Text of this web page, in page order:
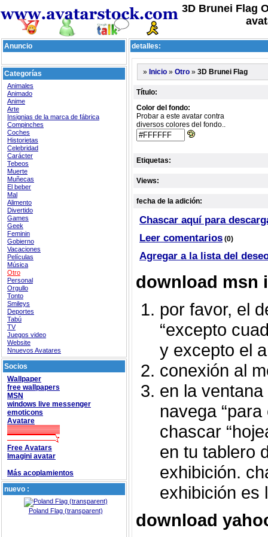
3D Brunei Flag
Anuncio
Categorías
Animales
Animado
Anime
Arte
Insignias de la marca de fábrica
Compinches
Coches
Historietas
Celebridad
Carácter
Tebeos
Muerte
Muñecas
El beber
Mal
Alimento
Divertido
Games
Geek
Feminin
Gobierno
Vacaciones
Películas
Música
Otro
Personal
Orgullo
Tonto
Smileys
Deportes
Tabú
TV
Juegos video
Website
Nnuevos Avatares
Socios
Wallpaper
free wallpapers
MSN
windows live messenger
emoticons
Avatare
Free Avatars
Imagini avatar
Más acoplamientos
nuevo :
Poland Flag (transparent)
detalles:
» Inicio » Otro » 3D Brunei Flag
Título:
Color del fondo:
Probar a este avatar contra
diversos colores del fondo..
Etiquetas:
Views:
fecha de la adición:
Chascar aquí para
Leer comentarios (0)
Agregar a la lista del
download msn
por favor, el
“excepto
y excepto el
conexión al
en la ventana
navega
chascar
en tu tablero
exhibición.
exhibición es
download